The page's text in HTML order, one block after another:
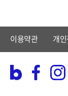
이용약관 개